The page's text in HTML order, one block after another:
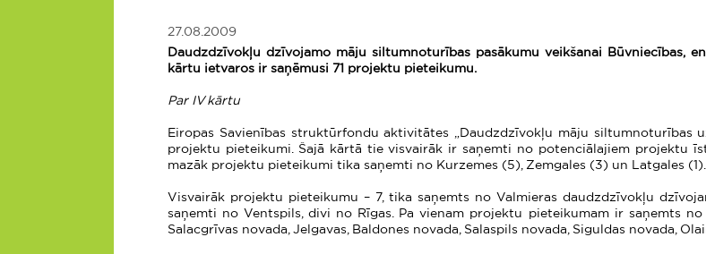
27.08.2009
Daudzdzīvokļu dzīvojamo māju siltumnoturības pasākumu veikšanai Būvniecības,
kārtu ietvaros ir saņēmusi 71 projektu pieteikumu.
Par IV kārtu
Eiropas Savienības struktūrfondu aktivitātes „Daudzdzīvokļu māju siltumnoturības
projektu pieteikumi. Šajā kārtā tie visvairāk ir saņemti no potenciālajiem projektu
mazāk projektu pieteikumi tika saņemti no Kurzemes (5), Zemgales (3) un Latgales (1).
Visvairāk projektu pieteikumu – 7, tika saņemts no Valmieras daudzdzīvokļu
saņemti no Ventspils, divi no Rīgas. Pa vienam projektu pieteikumam ir saņemts no
Salacgrīvas novada, Jelgavas, Baldones novada, Salaspils novada, Siguldas novada,